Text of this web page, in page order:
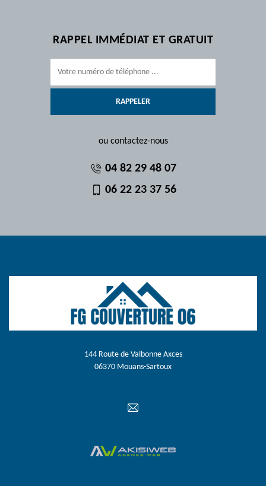
RAPPEL IMMÉDIAT ET GRATUIT
ou contactez-nous
04 82 29 48 07
06 22 23 37 56
144 Route de Valbonne Axces
06370 Mouans-Sartoux